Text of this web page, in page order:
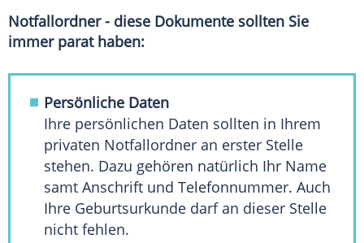
Notfallordner - diese Dokumente sollten Sie
immer parat haben:
Persönliche Daten
Ihre persönlichen Daten sollten in Ihrem
privaten Notfallordner an erster Stelle
stehen. Dazu gehören natürlich Ihr Name
samt Anschrift undTelefonnummer. Auch
Ihre Geburtsurkunde darf an dieser Stelle
nicht fehlen.